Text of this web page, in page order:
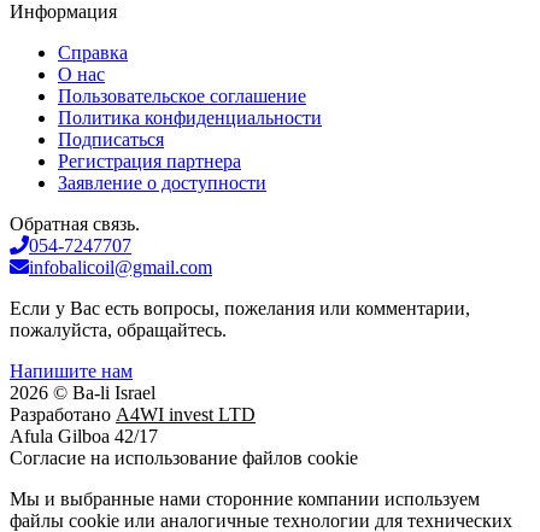
Информация
Справка
О нас
Пользовательское соглашение
Политика конфиденциальности
Подписаться
Регистрация партнера
Заявление о доступности
Обратная связь.
054-7247707
infobalicoil@gmail.com
Если у Вас есть вопросы, пожелания или комментарии,
пожалуйста, обращайтесь.
Напишите нам
2026 © Ba-li Israel
Разработано A4WI invest LTD
Afula Gilboa 42/17
Cогласие на использование файлов cookie
Мы и выбранные нами сторонние компании используем
файлы cookie или аналогичные технологии для технических